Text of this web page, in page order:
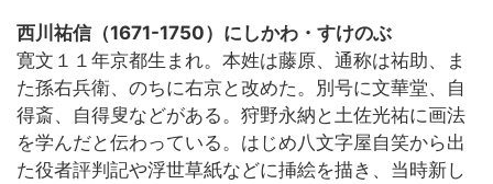
西川祐信（1671-1750）にしかわ・すけのぶ
寛文１１年京都生まれ。本姓は藤原、通称は祐助、ま
た孫右兵衛、のちに右京と改めた。別号に文華堂、自
得斎、自得叟などがある。狩野永納と土佐光祐に画法
を学んだと伝わっている。はじめ八文字屋自笑から出
た役者評判記や浮世草紙などに挿絵を描き、当時新し